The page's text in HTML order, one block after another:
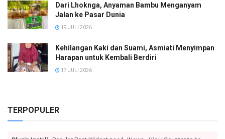
Dari Lhoknga, Anyaman Bambu Menganyam
Jalan ke Pasar Dunia
19 JULI 2026
Kehilangan Kaki dan Suami, Asmiati Menyimpan
Harapan untuk Kembali Berdiri
17 JULI 2026
TERPOPULER